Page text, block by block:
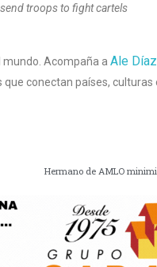
troops to fight cartels
mundo. Acompaña a Ale
conectan países, culturas
Hermano de AMLO